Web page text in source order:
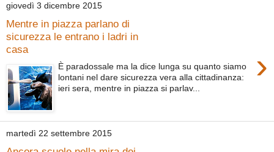
giovedì 3 dicembre 2015
Mentre in piazza parlano di
sicurezza le entrano i ladri in
casa
›
È paradossale ma la dice lunga su quanto siamo
lontani nel dare sicurezza vera alla cittadinanza:
ieri sera, mentre in piazza si parlav...
martedì 22 settembre 2015